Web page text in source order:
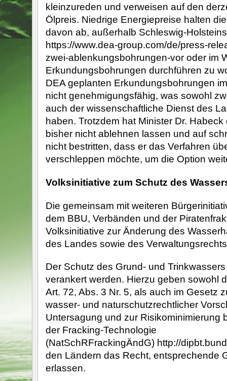
kleinzureden und verweisen auf den
Ölpreis. Niedrige Energiepreise halten
davon ab, außerhalb Schleswig-
https://www.dea-group.com/de/press-
zwei-ablenkungsbohrungen-vor oder im
Erkundungsbohrungen durchführen zu
DEA geplanten Erkundungsbohrungen
nicht genehmigungsfähig, was sowohl
auch der wissenschaftliche Dienst des
haben. Trotzdem hat Minister Dr. Habeck
bisher nicht ablehnen lassen und auf
nicht bestritten, dass er das Verfahren
verschleppen möchte, um die Option
Volksinitiative zum Schutz des
Die gemeinsam mit weiteren
dem BBU, Verbänden und der
Volksinitiative zur Änderung des
des Landes sowie des
Der Schutz des Grund- und
verankert werden. Hierzu geben sowohl
Art. 72, Abs. 3 Nr. 5, als auch im Gesetz
wasser- und naturschutzrechtlicher
Untersagung und zur Risikominimierung
der Fracking-Technologie
(NatSchRFrackingÄndG) http://
den Ländern das Recht, entsprechende
erlassen.